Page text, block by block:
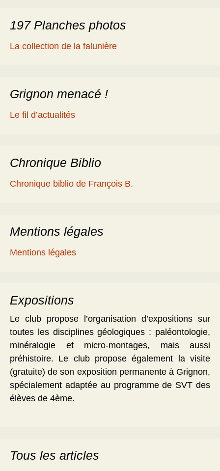
197 Planches photos
La collection de la falunière
Grignon menacé !
Le fil d’actualités
Chronique Biblio
Chronique biblio de François B.
Mentions légales
Mentions légales
Expositions
Le club propose l’organisation d’expositions sur
toutes les disciplines géologiques : paléontologie,
minéralogie et micro-montages, mais aussi
préhistoire. Le club propose également la visite
(gratuite) de son exposition permanente à Grignon,
spécialement adaptée au programme de SVT des
élèves de 4ème.
Tous les articles